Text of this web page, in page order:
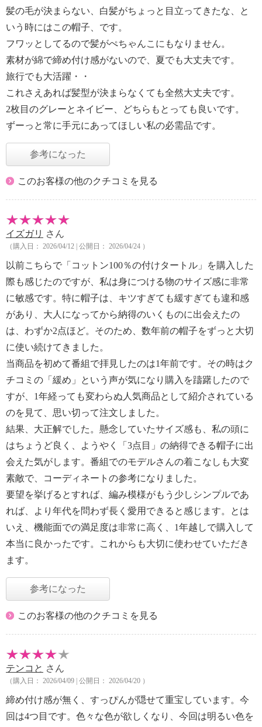
髪の毛が決まらない、白髪がちょっと目立ってきたな、と
いう時にはこの帽子、です。
フワッとしてるので髪がぺちゃんこにもなりません。
素材が綿で締め付け感がないので、夏でも大丈夫です。
旅行でも大活躍・・
これさえあれば髪型が決まらなくても全然大丈夫です。
2枚目のグレーとネイビー、どちらもとっても良いです。
ずーっと常に手元にあってほしい私の必需品です。
参考になった
このお客様の他のクチコミを見る
イズガリ さん
（購入日： 2026/04/12 | 公開日： 2026/04/24 ）
以前こちらで「コットン100％の付けタートル」を購入した
際も感じたのですが、私は身につける物のサイズ感に非常
に敏感です。特に帽子は、キツすぎても緩すぎても違和感
があり、大人になってから納得のいくものに出会えたの
は、わずか2点ほど。そのため、数年前の帽子をずっと大切
に使い続けてきました。
当商品を初めて番組で拝見したのは1年前です。その時はク
チコミの「緩め」という声が気になり購入を躊躇したので
すが、1年経っても変わらぬ人気商品として紹介されている
のを見て、思い切って注文しました。
結果、大正解でした。懸念していたサイズ感も、私の頭に
はちょうど良く、ようやく「3点目」の納得できる帽子に出
会えた気がします。番組でのモデルさんの着こなしも大変
素敵で、コーディネートの参考になりました。
要望を挙げるとすれば、編み模様がもう少しシンプルであ
れば、より年代を問わず長く愛用できると感じます。とは
いえ、機能面での満足度は非常に高く、1年越しで購入して
本当に良かったです。これからも大切に使わせていただき
ます。
参考になった
このお客様の他のクチコミを見る
テンコと さん
（購入日： 2026/04/09 | 公開日： 2026/04/20 ）
締め付け感が無く、すっぴんが隠せて重宝しています。今
回は4つ目です。色々な色が欲しくなり、今回は明るい色を